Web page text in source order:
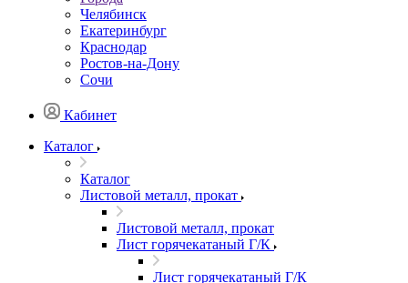
Челябинск
Екатеринбург
Краснодар
Ростов-на-Дону
Сочи
Кабинет
Каталог
Каталог
Листовой металл, прокат
Листовой металл, прокат
Лист горячекатаный Г/К
Лист горячекатаный Г/К